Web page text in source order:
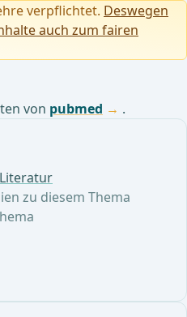
zu diesem Thema
verpflichtet. Deswegen
auch zum fairen
von pubmed .